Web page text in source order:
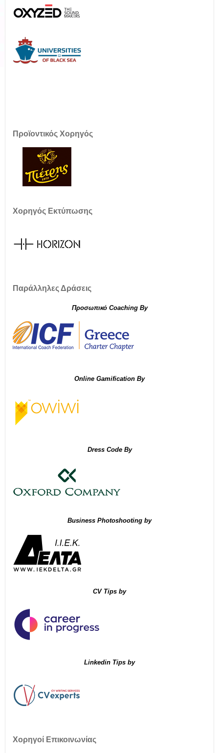
Προϊοντικός Χορηγός
Χορηγός Εκτύπωσης
Παράλληλες Δράσεις
Προσωπικό Coaching By
Online Gamification By
Dress Code By
Business Photoshooting by
CV Tips by
Linkedin Tips by
Χορηγοί Επικοινωνίας